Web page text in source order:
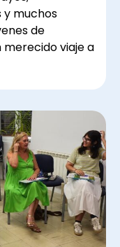
y muchos
de
merecido viaje a